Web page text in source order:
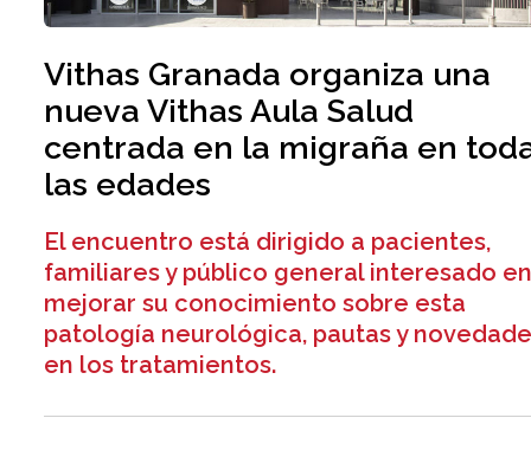
Vithas Granada organiza una
nueva Vithas Aula Salud
centrada en la migraña en
las edades
El encuentro está dirigido a pacientes,
familiares y público general interesado
mejorar su conocimiento sobre esta
patología neurológica, pautas y
en los tratamientos.